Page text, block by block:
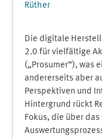
Rüther
Die digitale
2.0 für vielfältige
(„Prosumer”), was
andererseits aber
Perspektiven und
Hintergrund rückt
Fokus, die über